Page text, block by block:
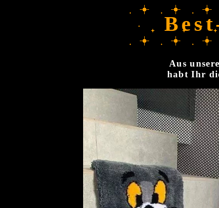
Aus
habt Ihr